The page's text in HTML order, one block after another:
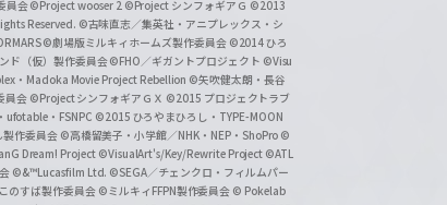
員会©Project wooser 2 ©Project シンフォギアＧ ©2013
Reserved. ©古味直志／集英社・アニプレックス・シ
©劇場版ミルキィホームズ製作委員会 ©2014 ひろ
ド（仮）製作委員会©FHO／ギガントプロジェクト ©Visu
・Madoka Movie Project Rebellion ©矢吹健太朗・長谷
員会 ©Project シンフォギアＧＸ ©2015 プロジェクトラブ
ufotable・FSNPC ©2015 ひろやまひろし・TYPE-MOON
作委員会 ©高橋留美子・小学館／NHK・NEP・ShoPro ©
Dream! Project ©VisualArt's/Key/Rewrite Project ©ATL
©&™Lucasfilm Ltd. ©SEGA／チェンクロ・フィルムパー
のすば製作委員会 ©ミルキィFFPN製作委員会 © Pokelab